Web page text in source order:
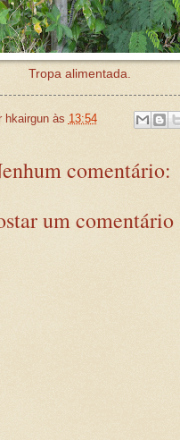
Tropa alimentada.
hkairgun às 13:54
comentário:
um comentário